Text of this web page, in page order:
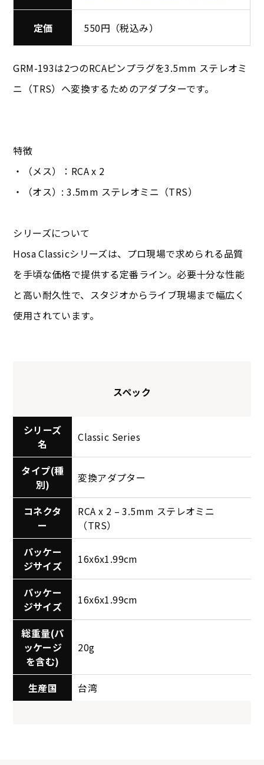
定価 550円（税込み）
GRM-193は2つのRCAピンプラグを3.5mm ステレオミ
ニ（TRS）へ変換するためのアダプターです。
特徴
・（メス）：RCA x 2
・（オス）: 3.5mm ステレオミニ（TRS）
シリーズについて
Hosa Classicシリーズは、プロ現場で求められる品質
を手頃な価格で提供する定番ライン。必要十分な性能
と高い耐久性で、スタジオからライブ現場まで幅広く
使用されています。
スペック
シリーズ
名
Classic Series
タイプ(種
別)
変換アダプター
コネクタ
ー
RCA x 2 – 3.5mm ステレオミニ
（TRS）
パッケー
ジサイズ
16x6x1.99cm
パッケー
ジサイズ
16x6x1.99cm
総重量(パ
ッケージ
を含む)
20g
生産国 台湾